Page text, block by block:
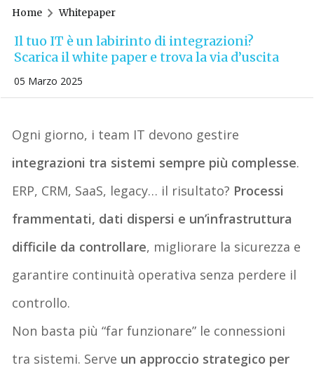
Home Whitepaper
Il tuo IT è un labirinto di integrazioni?
Scarica il white paper e trova la via d’uscita
05 Marzo 2025
Ogni giorno, i team IT devono gestire
integrazioni tra sistemi sempre più complesse.
ERP, CRM, SaaS, legacy… il risultato? Processi
frammentati, dati dispersi e un’infrastruttura
difficile da controllare, migliorare la sicurezza e
garantire continuità operativa senza perdere il
controllo.
Non basta più “far funzionare” le connessioni
tra sistemi. Serve un approccio strategico per